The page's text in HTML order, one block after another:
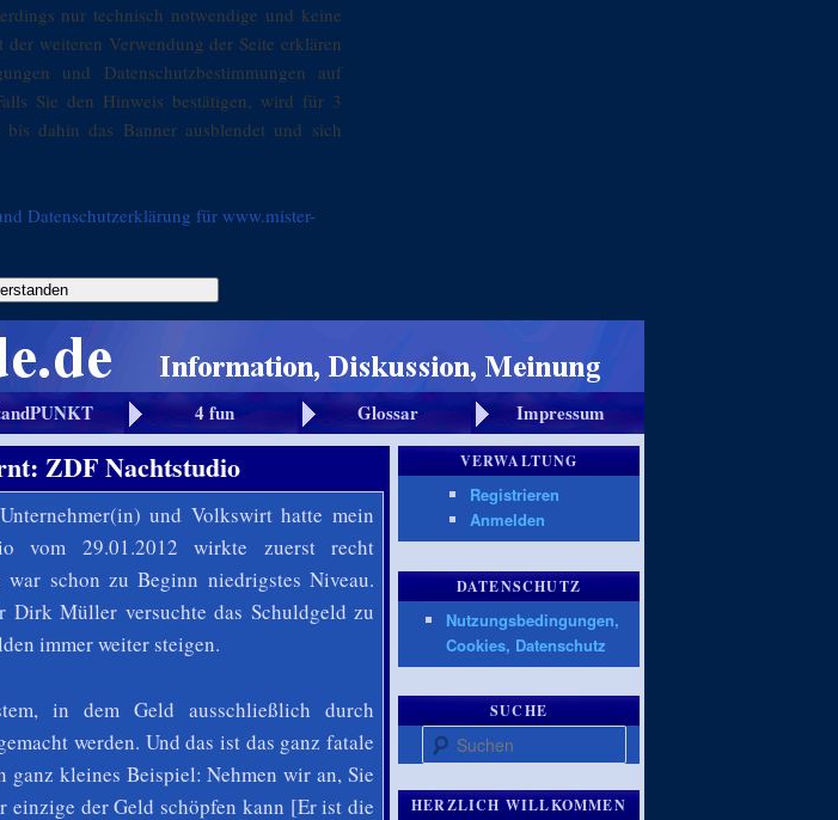
nur technisch notwendige und keine
weiteren Verwendung der Seite erklären
und Datenschutzbestimmungen auf
Sie den Hinweis bestätigen, wird für 3
dahin das Banner ausblendet und sich
Datenschutzerklärung für www.mister-
4 fun Glossar
Impressum
ZDF Nachtstudio
und Volkswirt hatte mein
vom 29.01.2012 wirkte zuerst recht
schon zu Beginn niedrigstes Niveau.
Dirk Müller versuchte das Schuldgeld zu
immer weiter steigen.
in dem Geld ausschließlich durch
werden. Und das ist das ganz fatale
ganz kleines Beispiel: Nehmen wir an, Sie
der Geld schöpfen kann [Er ist die
VERWALTUNG
Registrieren
Anmelden
DATENSCHUTZ
Nutzungsbedingungen,
Cookies, Datenschutz
SUCHE
Suchen
HERZLICH WILLKOMMEN